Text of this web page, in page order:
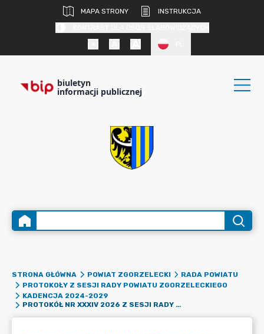
MAPA STRONY
INSTRUKCJA
biuletyn
informacji publicznej
STRONA GŁÓWNA POWIAT ZGORZELECKI
RADA POWIATU
PROTOKOŁY Z SESJI RADY POWIATU ZGORZELECKIEGO
KADENCJA 2024-2029
PROTOKÓŁ NR XXXIV 2026 Z SESJI RADY POWIATU Z DNIA 28.05.2026 R.